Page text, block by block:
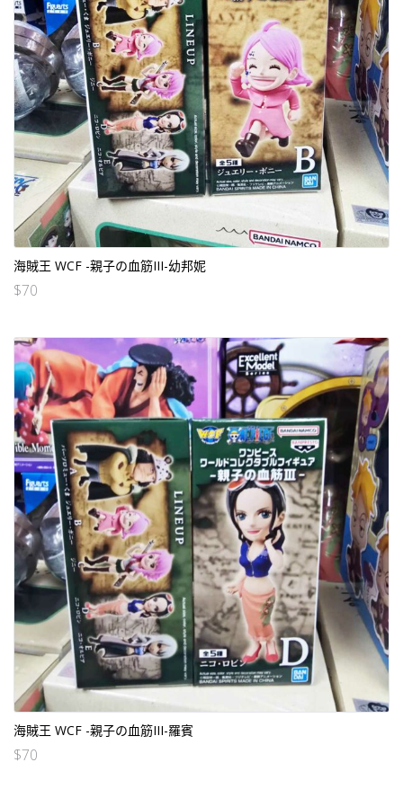
海賊王 WCF -親子の血筋III-幼邦妮
$70
海賊王 WCF -親子の血筋III-羅賓
$70